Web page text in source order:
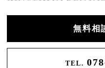
TEL.
無料相